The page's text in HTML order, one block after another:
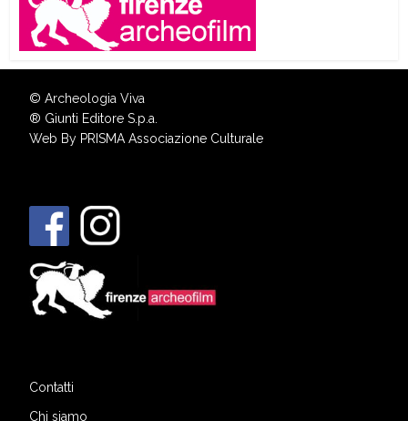
© Archeologia Viva
® Giunti Editore S.p.a.
Web By PRISMA Associazione Culturale
Contatti
Chi siamo